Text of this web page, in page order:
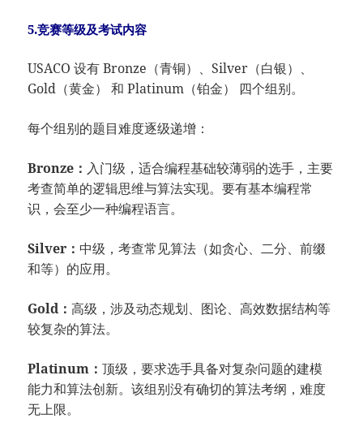
5.竞赛等级及考试内容
USACO 设有 Bronze（青铜）、Silver（白银）、
Gold（黄金） 和 Platinum（铂金） 四个组别。
每个组别的题目难度逐级递增：
Bronze： 入门级，适合编程基础较薄弱的选手，主要
考查简单的逻辑思维与算法实现。要有基本编程常
识，会至少一种编程语言。
Silver： 中级，考查常见算法（如贪心、二分、前缀
和等）的应用。
Gold：高级，涉及动态规划、图论、高效数据结构等
较复杂的算法。
Platinum：顶级，要求选手具备对复杂问题的建模
能力和算法创新。该组别没有确切的算法考纲，难度
无上限。